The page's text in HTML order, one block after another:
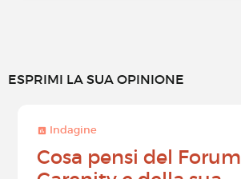
ESPRIMI LA SUA OPINIONE
Indagine
Cosa pensi del Forum